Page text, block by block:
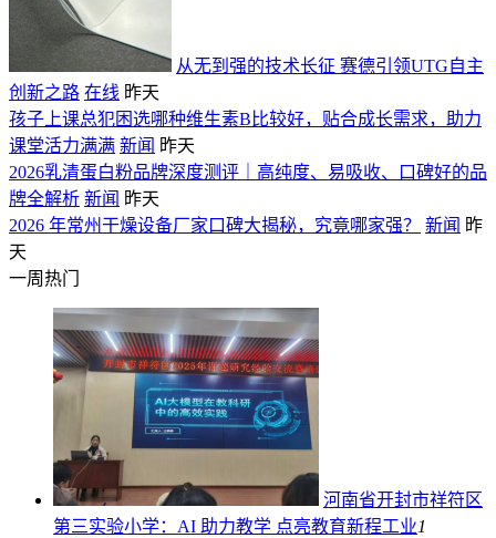
从无到强的技术长征 赛德引领UTG自主
创新之路 在线 昨天
孩子上课总犯困选哪种维生素B比较好，贴合成长需求，助力
课堂活力满满 新闻 昨天
2026乳清蛋白粉品牌深度测评｜高纯度、易吸收、口碑好的品
牌全解析 新闻 昨天
2026 年常州干燥设备厂家口碑大揭秘，究竟哪家强？
新闻 昨
天
一周热门
河南省开封市祥符区
第三实验小学：AI 助力教学 点亮教育新程工业1